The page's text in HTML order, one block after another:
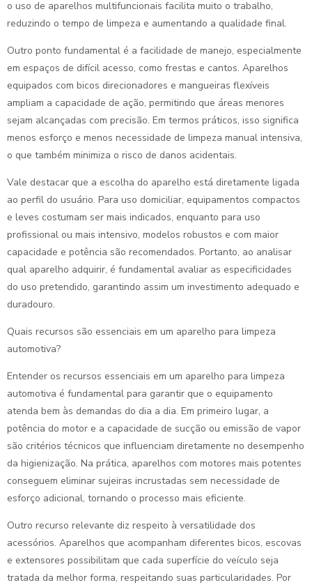
o uso de aparelhos multifuncionais facilita muito o trabalho,
reduzindo o tempo de limpeza e aumentando a qualidade final.
Outro ponto fundamental é a facilidade de manejo, especialmente
em espaços de difícil acesso, como frestas e cantos. Aparelhos
equipados com bicos direcionadores e mangueiras flexíveis
ampliam a capacidade de ação, permitindo que áreas menores
sejam alcançadas com precisão. Em termos práticos, isso significa
menos esforço e menos necessidade de limpeza manual intensiva,
o que também minimiza o risco de danos acidentais.
Vale destacar que a escolha do aparelho está diretamente ligada
ao perfil do usuário. Para uso domiciliar, equipamentos compactos
e leves costumam ser mais indicados, enquanto para uso
profissional ou mais intensivo, modelos robustos e com maior
capacidade e potência são recomendados. Portanto, ao analisar
qual aparelho adquirir, é fundamental avaliar as especificidades
do uso pretendido, garantindo assim um investimento adequado e
duradouro.
Quais recursos são essenciais em um aparelho para limpeza
automotiva?
Entender os recursos essenciais em um aparelho para limpeza
automotiva é fundamental para garantir que o equipamento
atenda bem às demandas do dia a dia. Em primeiro lugar, a
potência do motor e a capacidade de sucção ou emissão de vapor
são critérios técnicos que influenciam diretamente no desempenho
da higienização. Na prática, aparelhos com motores mais potentes
conseguem eliminar sujeiras incrustadas sem necessidade de
esforço adicional, tornando o processo mais eficiente.
Outro recurso relevante diz respeito à versatilidade dos
acessórios. Aparelhos que acompanham diferentes bicos, escovas
e extensores possibilitam que cada superfície do veículo seja
tratada da melhor forma, respeitando suas particularidades. Por